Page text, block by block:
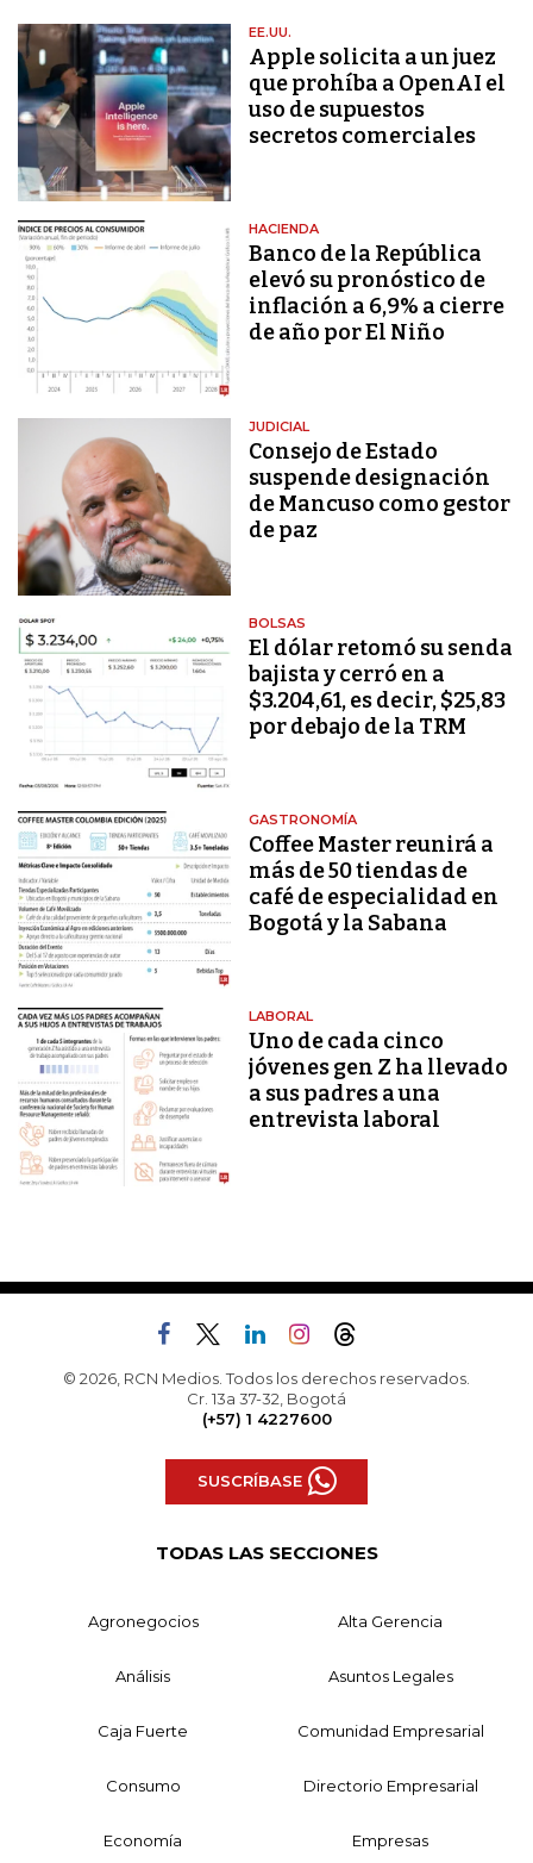
EE.UU.
Apple solicita a un juez
que prohíba a OpenAI el
uso de supuestos
secretos comerciales
HACIENDA
Banco de la República
elevó su pronóstico de
inflación a 6,9% a cierre
de año por El Niño
JUDICIAL
Consejo de Estado
suspende designación
de Mancuso como gestor
de paz
BOLSAS
El dólar retomó su senda
bajista y cerró en a
$3.204,61, es decir, $25,83
por debajo de la TRM
GASTRONOMÍA
Coffee Master reunirá a
más de 50 tiendas de
café de especialidad en
Bogotá y la Sabana
LABORAL
Uno de cada cinco
jóvenes gen Z ha llevado
a sus padres a una
entrevista laboral
© 2026, RCN Medios. Todos los derechos reservados.
Cr. 13a 37-32, Bogotá
(+57) 1 4227600
SUSCRÍBASE
TODAS LAS SECCIONES
Agronegocios Alta Gerencia
Análisis Asuntos Legales
Caja Fuerte Comunidad Empresarial
Consumo Directorio Empresarial
Economía Empresas